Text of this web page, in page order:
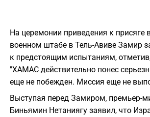
На церемонии приведения к присяге
военном штабе в Тель-Авиве Замир
к предстоящим испытаниям,
"ХАМАС действительно понес
еще не побежден. Миссия еще не
Выступая перед Замиром, премьер-
Биньямин Нетаниягу заявил, что